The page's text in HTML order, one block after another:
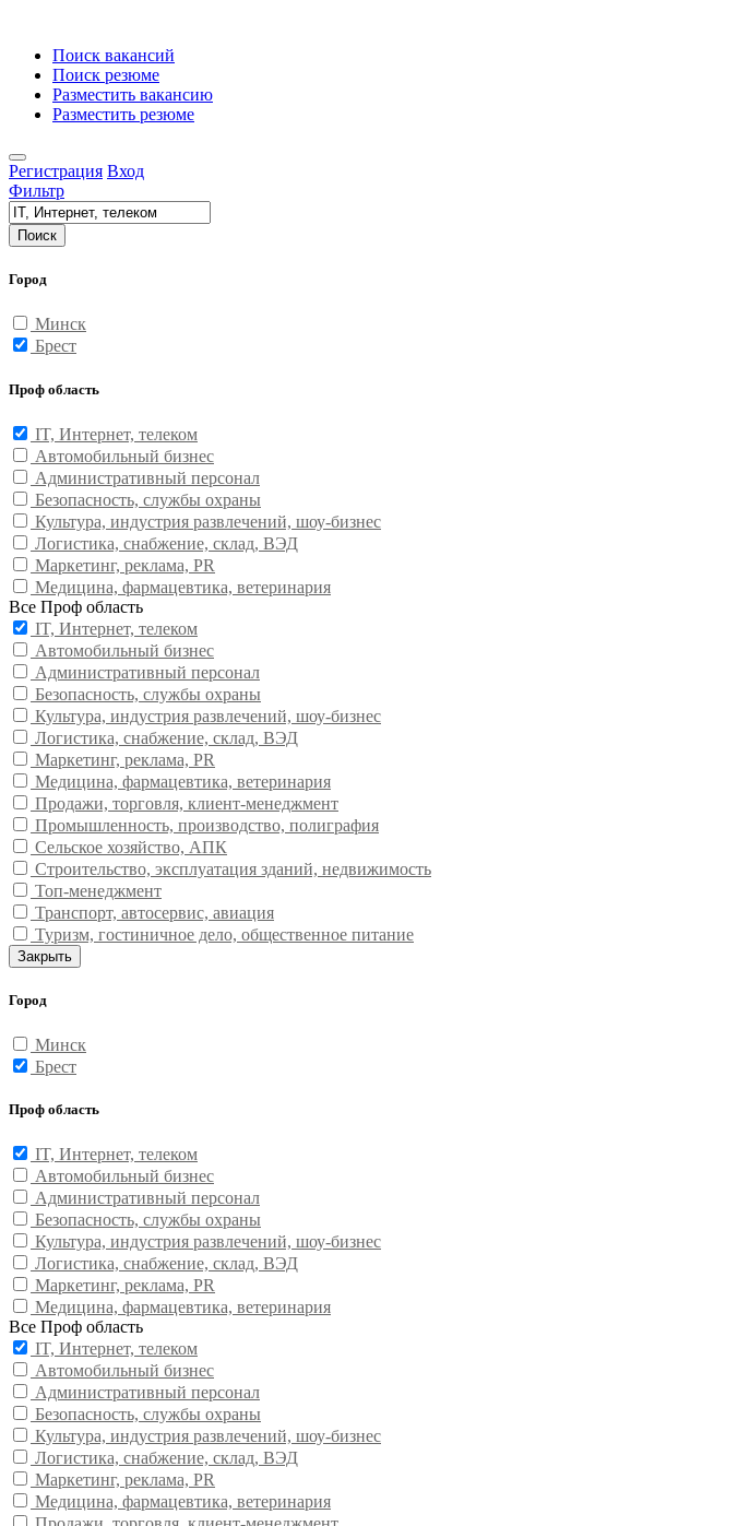
Поиск вакансий
Поиск резюме
Разместить вакансию
Разместить резюме
Регистрация Вход
Фильтр
Поиск
Город
Минск
Брест
Проф область
IT, Интернет, телеком
Автомобильный бизнес
Административный персонал
Безопасность, службы охраны
Культура, индустрия развлечений, шоу-бизнес
Логистика, снабжение, склад, ВЭД
Маркетинг, реклама, PR
Медицина, фармацевтика, ветеринария
Все Проф область
IT, Интернет, телеком
Автомобильный бизнес
Административный персонал
Безопасность, службы охраны
Культура, индустрия развлечений, шоу-бизнес
Логистика, снабжение, склад, ВЭД
Маркетинг, реклама, PR
Медицина, фармацевтика, ветеринария
Продажи, торговля, клиент-менеджмент
Промышленность, производство, полиграфия
Сельское хозяйство, АПК
Строительство, эксплуатация зданий, недвижимость
Топ-менеджмент
Транспорт, автосервис, авиация
Туризм, гостиничное дело, общественное питание
Закрыть
Город
Минск
Брест
Проф область
IT, Интернет, телеком
Автомобильный бизнес
Административный персонал
Безопасность, службы охраны
Культура, индустрия развлечений, шоу-бизнес
Логистика, снабжение, склад, ВЭД
Маркетинг, реклама, PR
Медицина, фармацевтика, ветеринария
Все Проф область
IT, Интернет, телеком
Автомобильный бизнес
Административный персонал
Безопасность, службы охраны
Культура, индустрия развлечений, шоу-бизнес
Логистика, снабжение, склад, ВЭД
Маркетинг, реклама, PR
Медицина, фармацевтика, ветеринария